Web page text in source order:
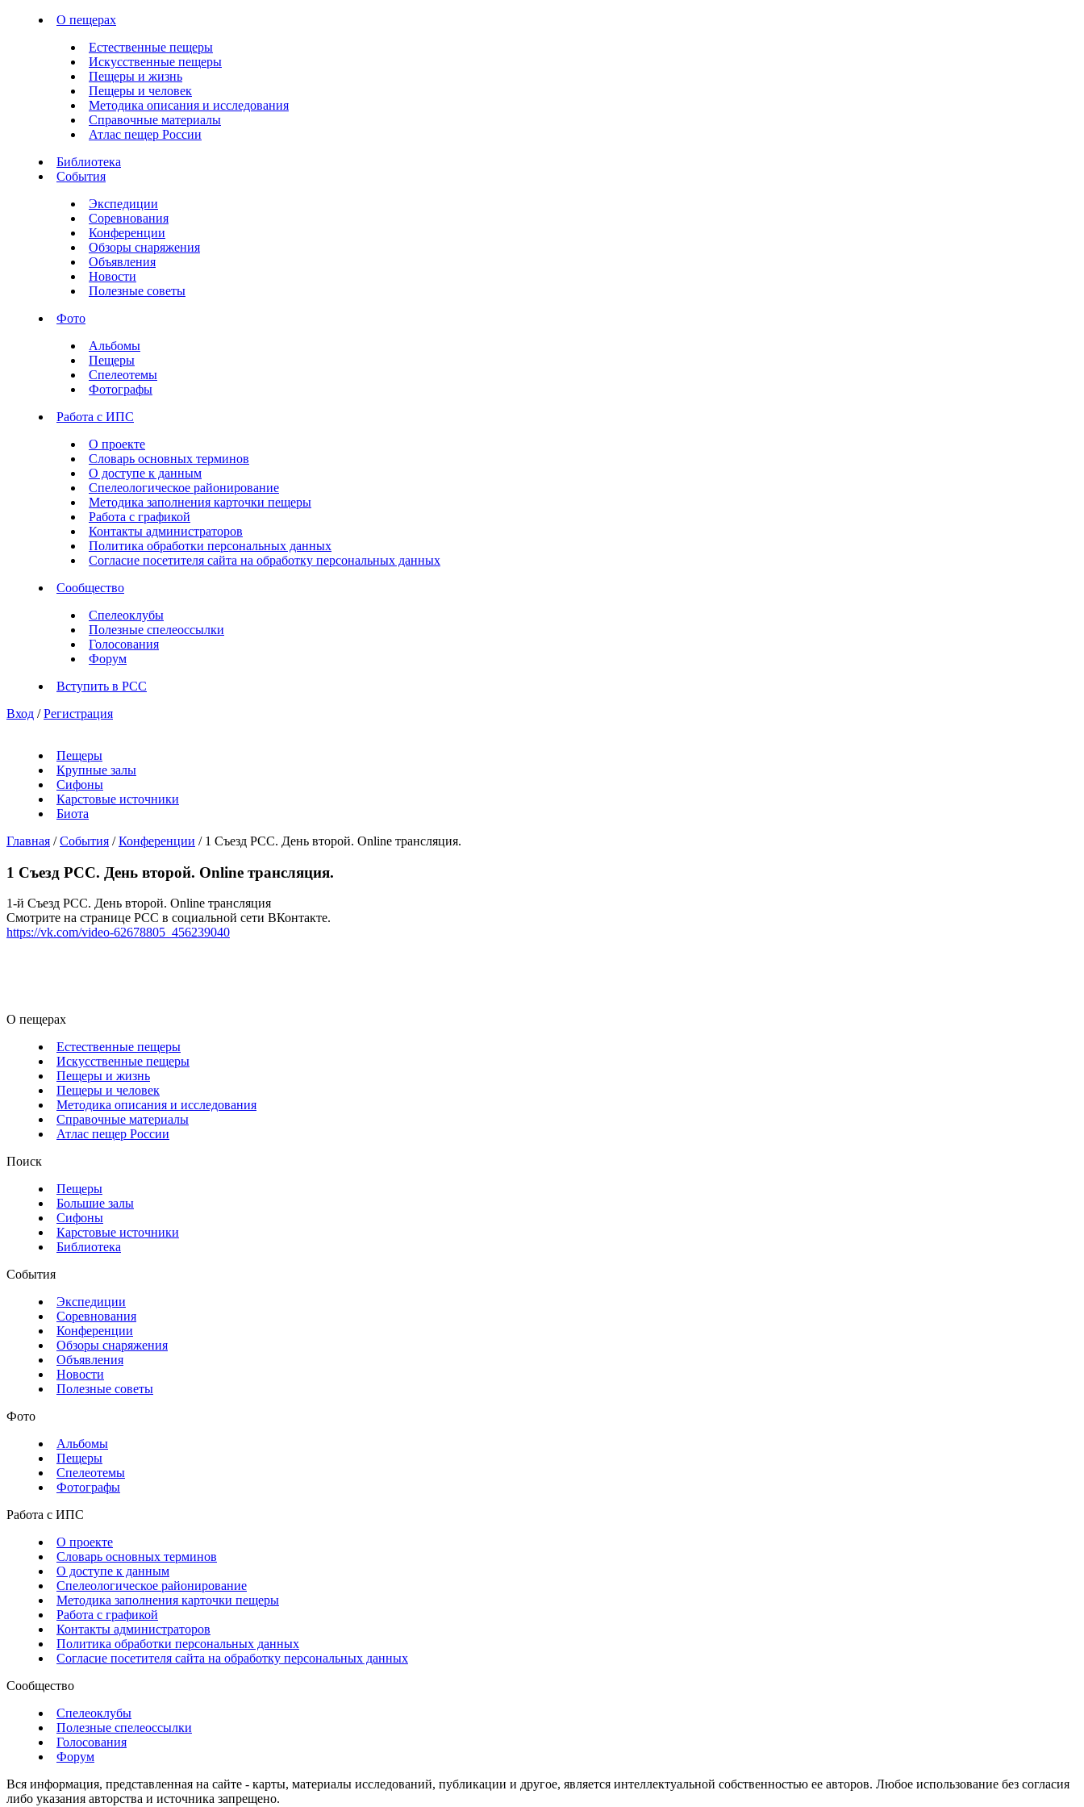
О пещерах
Естественные пещеры
Искусственные пещеры
Пещеры и жизнь
Пещеры и человек
Методика описания и исследования
Справочные материалы
Атлас пещер России
Библиотека
События
Экспедиции
Соревнования
Конференции
Обзоры снаряжения
Объявления
Новости
Полезные советы
Фото
Альбомы
Пещеры
Спелеотемы
Фотографы
Работа с ИПС
О проекте
Словарь основных терминов
О доступе к данным
Спелеологическое районирование
Методика заполнения карточки пещеры
Работа с графикой
Контакты администраторов
Политика обработки персональных данных
Согласие посетителя сайта на обработку персональных данных
Сообщество
Спелеоклубы
Полезные спелеоссылки
Голосования
Форум
Вступить в РСС
Вход / Регистрация
Пещеры
Крупные залы
Сифоны
Карстовые источники
Биота
Главная / События / Конференции / 1 Съезд РСС. День второй. Online трансляция.
1 Съезд РСС. День второй. Online трансляция.
1-й Съезд РСС. День второй. Online трансляция
Смотрите на странице РСС в социальной сети ВКонтакте.
https://vk.com/video-62678805_456239040
О пещерах
Естественные пещеры
Искусственные пещеры
Пещеры и жизнь
Пещеры и человек
Методика описания и исследования
Справочные материалы
Атлас пещер России
Поиск
Пещеры
Большие залы
Сифоны
Карстовые источники
Библиотека
События
Экспедиции
Соревнования
Конференции
Обзоры снаряжения
Объявления
Новости
Полезные советы
Фото
Альбомы
Пещеры
Спелеотемы
Фотографы
Работа с ИПС
О проекте
Словарь основных терминов
О доступе к данным
Спелеологическое районирование
Методика заполнения карточки пещеры
Работа с графикой
Контакты администраторов
Политика обработки персональных данных
Согласие посетителя сайта на обработку персональных данных
Сообщество
Спелеоклубы
Полезные спелеоссылки
Голосования
Форум
Вся информация, представленная на сайте - карты, материалы исследований, публикации и другое, является интеллектуальной собственностью ее авторов. Любое использование без согласия
либо указания авторства и источника запрещено.